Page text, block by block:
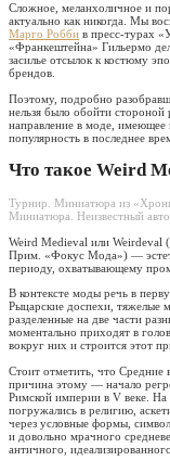
Сложное, меланхоличное и
актуально как никогда. Мы
Марго Робби в пресс-турах
«Франкештейна» Гильермо
засилье отсылок к костюму
брендов.
Поэтому, подробно
нельзя было обойти
направление в моде,
популярность в последнее
Что такое Weird
Турнир. Миниатюра из
Миниатюра. Неизвестный
Weird Medieval или Weirdeval
Прим. «Фокус Мода») —
периоду, охватывающему
В контексте моды речь в
Рыцарские доспехи, тяжелые
разделенные на две части
моментально приходят в
вокруг них и строится этот
Стоит отметить, что Средние
причина этому — начало
Римской империи в V веке. На
погружались в религию,
через условные формы,
и довольно мрачного
античного,